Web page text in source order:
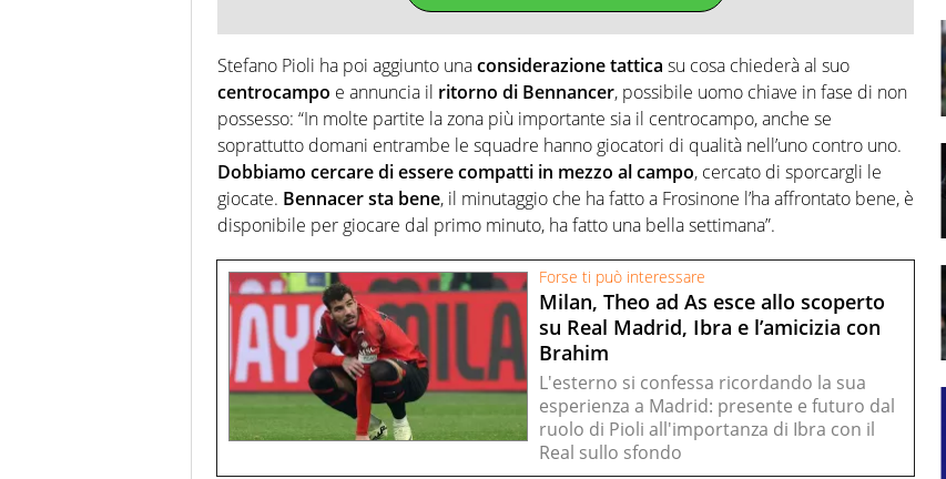
Stefano Pioli ha poi aggiunto unaconsiderazione tattica su cosa chiederà al suo
centrocampo e annuncia il ritorno di Bennancer, possibile uomo chiave in fase di non
possesso: “In molte partite la zona più importante sia il centrocampo, anche se
soprattutto domani entrambe le squadre hanno giocatori di qualità nell’uno contro uno.
Dobbiamo cercare di essere compatti in mezzo al campo, cercato di sporcargli le
giocate. Bennacer sta bene, il minutaggio che ha fatto a Frosinone l’ha affrontato bene, è
disponibile per giocare dal primo minuto, ha fatto una bella settimana”.
Forse ti può interessare
Milan, Theo ad As esce allo scoperto
su Real Madrid, Ibra e l’amicizia con
Brahim
L'esterno si confessa ricordando la sua
esperienza a Madrid: presente e futuro dal
ruolo di Pioli all'importanza di Ibra con il
Real sullo sfondo